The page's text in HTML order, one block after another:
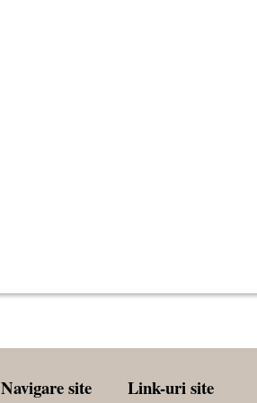
Navigare site Link-uri site